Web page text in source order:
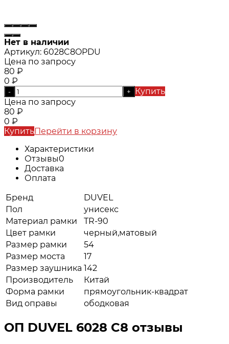
Нет в наличии
Артикул: 6028C8OPDU
Цена по запросу
80 ₽
0 ₽
- +
Купить
Цена по запросу
80 ₽
0 ₽
КупитьПерейти в корзину
Характеристики
Отзывы0
Доставка
Оплата
Бренд
DUVEL
Пол
унисекс
Материал рамки
TR-90
Цвет рамки
черный,матовый
Размер рамки
54
Размер моста
17
Размер заушника 142
Производитель
Китай
Форма рамки
прямоугольник-квадрат
Вид оправы
ободковая
ОП DUVEL 6028 C8 отзывы